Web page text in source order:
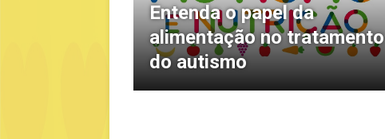
Entenda o papel da
alimentação no tratamento
do autismo